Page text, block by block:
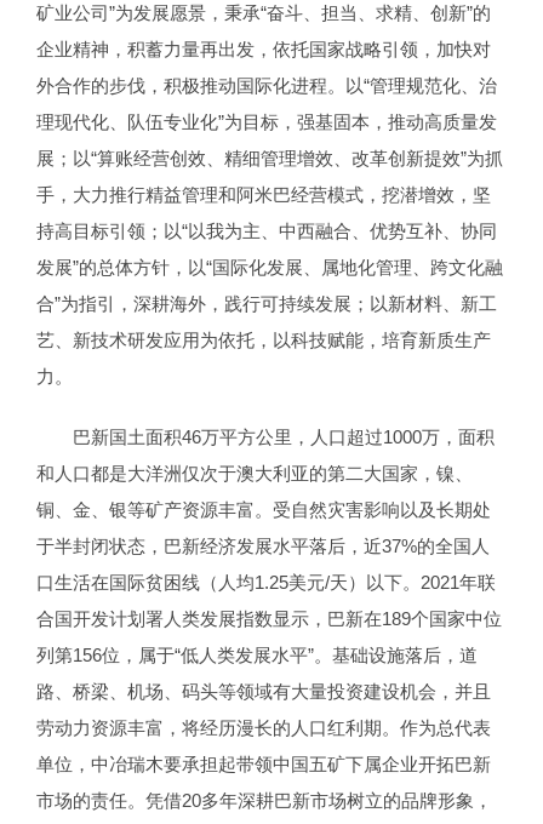
矿业公司”为发展愿景，秉承“奋斗、担当、求精、创新”的
企业精神，积蓄力量再出发，依托国家战略引领，加快对
外合作的步伐，积极推动国际化进程。以“管理规范化、治
理现代化、队伍专业化”为目标，强基固本，推动高质量发
展；以“算账经营创效、精细管理增效、改革创新提效”为抓
手，大力推行精益管理和阿米巴经营模式，挖潜增效，坚
持高目标引领；以“以我为主、中西融合、优势互补、协同
发展”的总体方针，以“国际化发展、属地化管理、跨文化融
合”为指引，深耕海外，践行可持续发展；以新材料、新工
艺、新技术研发应用为依托，以科技赋能，培育新质生产
力。
巴新国土面积46万平方公里，人口超过1000万，面积
和人口都是大洋洲仅次于澳大利亚的第二大国家，镍、
铜、金、银等矿产资源丰富。受自然灾害影响以及长期处
于半封闭状态，巴新经济发展水平落后，近37%的全国人
口生活在国际贫困线（人均1.25美元/天）以下。2021年联
合国开发计划署人类发展指数显示，巴新在189个国家中位
列第156位，属于“低人类发展水平”。基础设施落后，道
路、桥梁、机场、码头等领域有大量投资建设机会，并且
劳动力资源丰富，将经历漫长的人口红利期。作为总代表
单位，中冶瑞木要承担起带领中国五矿下属企业开拓巴新
市场的责任。凭借20多年深耕巴新市场树立的品牌形象，